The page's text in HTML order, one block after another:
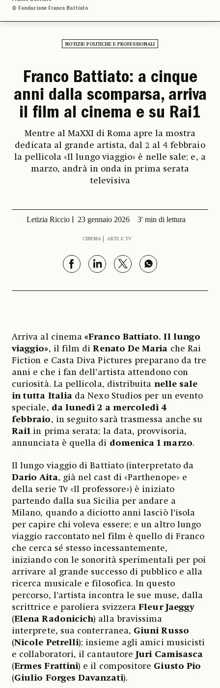
© Fondazione Franco Battiato
NOTIZIE POLITICHE E PROFESSIONALI
Franco Battiato: a cinque
anni dalla scomparsa, arriva
il film al cinema e su Rai1
Mentre al MaXXI di Roma apre la mostra
dedicata al grande artista, dal 2 al 4 febbraio
la pellicola «Il lungo viaggio» è nelle sale; e, a
marzo, andrà in onda in prima serata
televisiva
Letizia Riccio 23 gennaio 2026 3' min di lettura
CINEMA ARTE E TV
Arriva al cinema«Franco Battiato. Il lungo
viaggio», il film diRenato De Maria che Rai
Fiction e Casta Diva Pictures preparano da tre
anni e che i fan dell’artista attendono con
curiosità. La pellicola, distribuita nelle sale
in tutta Italia da Nexo Studios per un evento
speciale, da lunedì 2 a mercoledì 4
febbraio, in seguito sarà trasmessa anche su
Rai1 in prima serata; la data, provvisoria,
annunciata è quella di domenica 1 marzo.
Il lungo viaggio di Battiato (interpretato da
Dario Aita, già nel cast di «Parthenope» e
della serie Tv «Il professore») è iniziato
partendo dalla sua Sicilia per andare a
Milano, quando a diciotto anni lasciò l’isola
per capire chi voleva essere; e un altro lungo
viaggio raccontato nel film è quello di Franco
che cerca sé stesso incessantemente,
iniziando con le sonorità sperimentali per poi
arrivare al grande successo di pubblico e alla
ricerca musicale e filosofica. In questo
percorso, l’artista incontra le sue muse, dalla
scrittrice e paroliera svizzeraFleur Jaeggy
(Elena Radonicich) alla bravissima
interprete, sua conterranea, Giuni Russo
(Nicole Petrelli); insieme agli amici musicisti
e collaboratori, il cantautoreJuri Camisasca
(Ermes Frattini) e il compositore Giusto Pio
(Giulio Forges Davanzati).